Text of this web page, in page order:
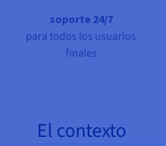
soporte 24/7
para todos los usuarios
finales
El contexto